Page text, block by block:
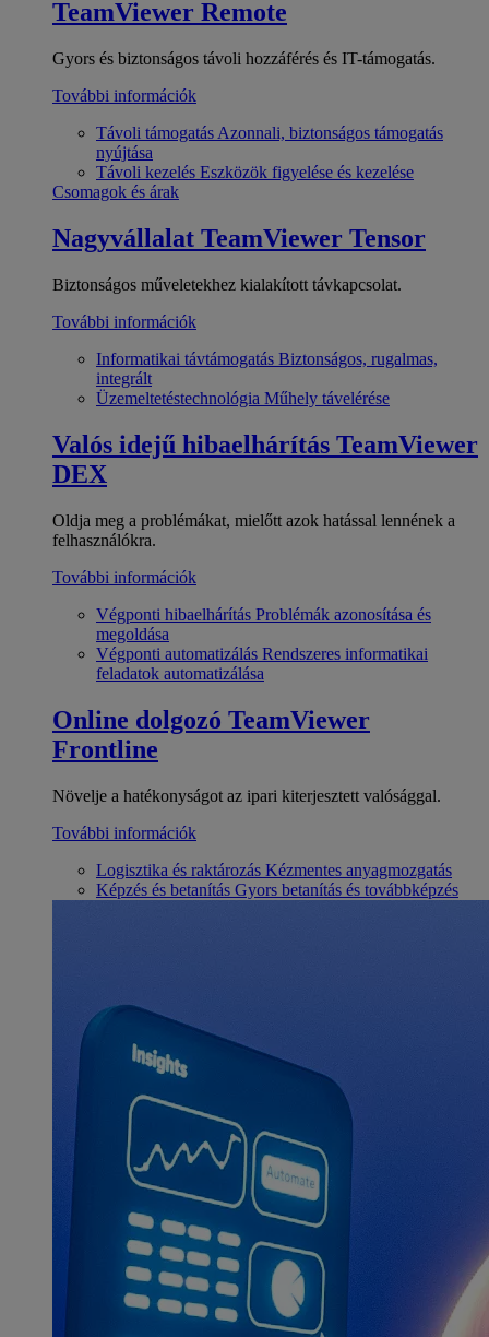
TeamViewer Remote
Gyors és biztonságos távoli hozzáférés és IT-támogatás.
További információk
Távoli támogatás Azonnali, biztonságos támogatás
nyújtása
Távoli kezelés Eszközök figyelése és kezelése
Csomagok és árak
Nagyvállalat TeamViewer Tensor
Biztonságos műveletekhez kialakított távkapcsolat.
További információk
Informatikai távtámogatás Biztonságos, rugalmas,
integrált
Üzemeltetéstechnológia Műhely távelérése
Valós idejű hibaelhárítás TeamViewer
DEX
Oldja meg a problémákat, mielőtt azok hatással lennének a
felhasználókra.
További információk
Végponti hibaelhárítás Problémák azonosítása és
megoldása
Végponti automatizálás Rendszeres informatikai
feladatok automatizálása
Online dolgozó TeamViewer
Frontline
Növelje a hatékonyságot az ipari kiterjesztett valósággal.
További információk
Logisztika és raktározás Kézmentes anyagmozgatás
Képzés és betanítás Gyors betanítás és továbbképzés